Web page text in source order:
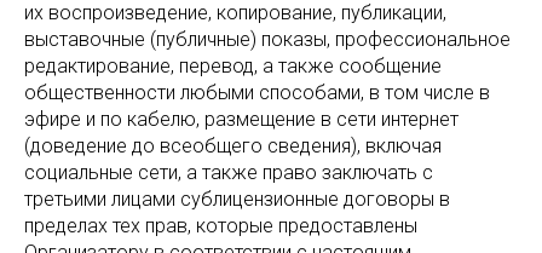
их воспроизведение, копирование, публикации,
выставочные (публичные) показы, профессиональное
редактирование, перевод, а также сообщение
общественности любыми способами, в том числе в
эфире и по кабелю, размещение в сети интернет
(доведение до всеобщего сведения), включая
социальные сети, а также право заключать с
третьими лицами сублицензионные договоры в
пределах тех прав, которые предоставлены